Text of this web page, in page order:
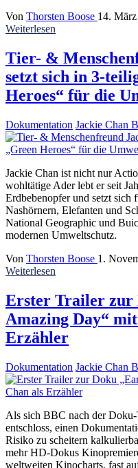
Von Thorsten Boose 14.
Weiterlesen
Tier- &
setzt sich in 3-
Heroes“ für die
Dokumentation Jackie Chan
Jackie Chan ist nicht nur
wohltätige Ader lebt er seit
Erdbebenopfer und setzt sich
Nashörnern, Elefanten und
National Geographic und
modernen Umweltschutz.
Von Thorsten Boose 1.
Weiterlesen
Erster Trailer zur
Amazing Day“
Erzähler
Dokumentation Jackie Chan
Als sich BBC nach der
entschloss, einen
Risiko zu scheitern
mehr HD-Dokus
weltweiten Kinocharts, fast